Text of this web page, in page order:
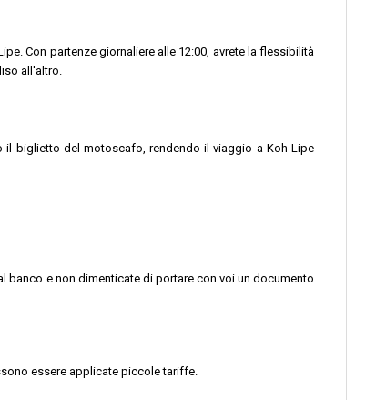
Con partenze giornaliere alle 12:00, avrete la flessibilità
all'altro.
il biglietto del motoscafo, rendendo il viaggio a Koh Lipe
banco e non dimenticate di portare con voi un documento
essere applicate piccole tariffe.